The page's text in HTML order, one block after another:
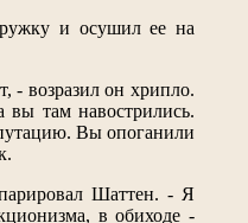
и осушил ее на
- возразил он хрипло.
вы там навострились.
Вы опоганили
Шаттен. - Я
в обиходе -